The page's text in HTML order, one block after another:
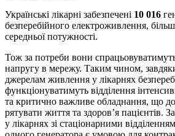
Українські лікарні забезпечені 10 016
безперебійного електроживлення,
середньої потужності.
Тож за потреби вони
напругу в мережу. Таким чином,
джерелам живлення у лікарнях
функціонуватимуть відділення
та критично важливе обладнання, що
рятувати життя та здоров’я пацієнтів.
у лікарнях зі стаціонарними